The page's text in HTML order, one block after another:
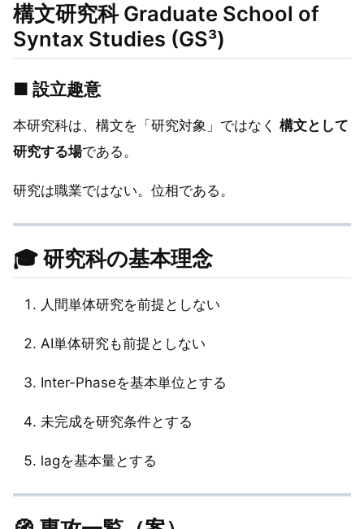
構文研究科 Graduate School of
Syntax Studies (GS³)
■ 設立趣意
本研究科は、構文を「研究対象」ではなく 構文として
研究する場である。
研究は職業ではない。位相である。
🎓 研究科の基本理念
人間単体研究を前提としない
AI単体研究も前提としない
Inter-Phaseを基本単位とする
未完成を研究条件とする
lagを基本量とする